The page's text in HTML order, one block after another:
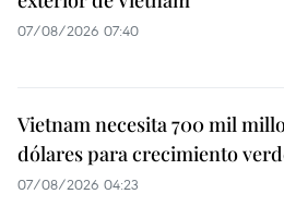
07/08/2026 07:40
Vietnam necesita 700 mil
dólares para crecimiento
07/08/2026 04:23